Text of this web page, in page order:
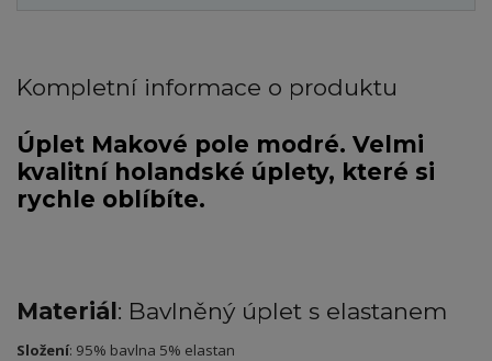
Kompletní informace o produktu
Úplet Makové pole modré. Velmi
kvalitní holandské úplety, které si
rychle oblíbíte.
Materiál: Bavlněný úplet s elastanem
Složení: 95% bavlna 5% elastan